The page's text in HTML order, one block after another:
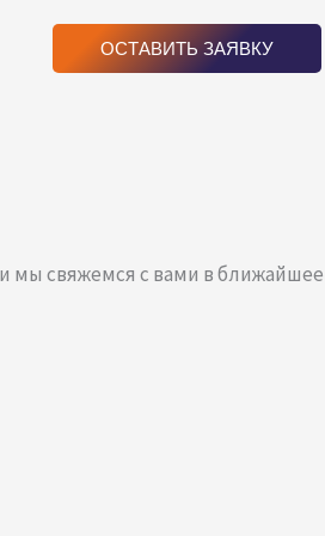
ОСТАВИТЬ ЗАЯВКУ
мы свяжемся с вами в